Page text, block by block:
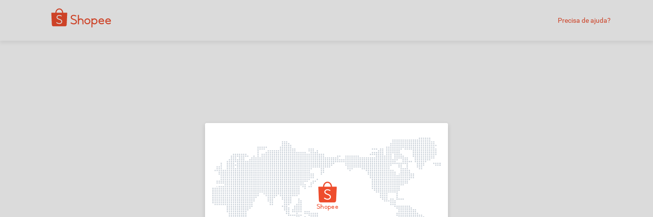
Precisa de ajuda?